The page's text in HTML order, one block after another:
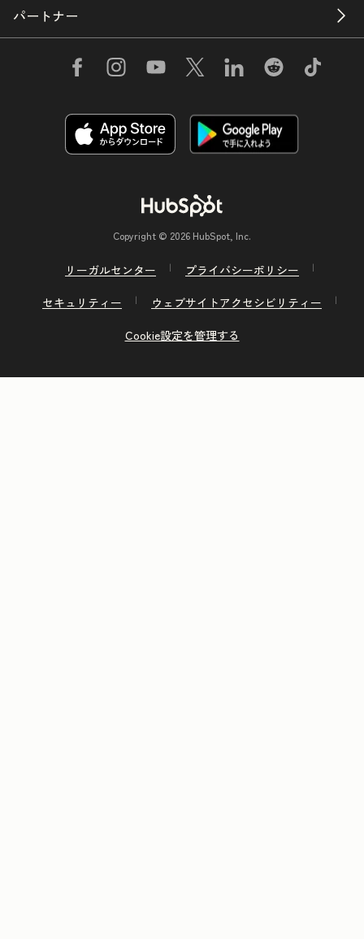
パートナー
Copyright © 2026 HubSpot, Inc.
リーガルセンター
プライバシーポリシー
セキュリティー
ウェブサイトアクセシビリティー
Cookie設定を管理する